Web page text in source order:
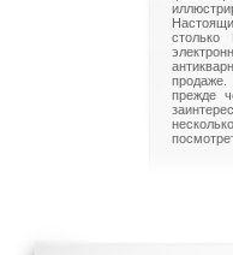
столько
прежде